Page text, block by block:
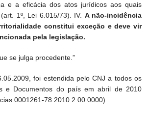
e a eficácia dos atos jurídicos aos quais
1º, Lei 6.015/73). IV. A não-incidência
constitui exceção e deve vir
pela legislação.
se julga procedente.”
foi estendida pelo CNJ a todos os
e Documentos do país em abril de 2010
0001261-78.2010.2.00.0000).